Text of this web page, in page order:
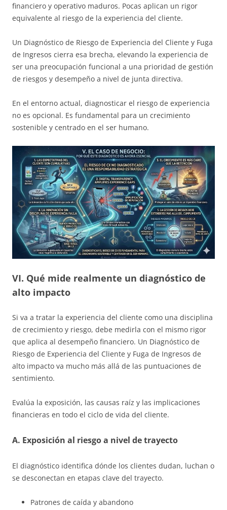
financiero y operativo maduros. Pocas aplican un rigor
equivalente al riesgo de la experiencia del cliente.
Un Diagnóstico de Riesgo de Experiencia del Cliente y Fuga
de Ingresos cierra esa brecha, elevando la experiencia de
ser una preocupación funcional a una prioridad de gestión
de riesgos y desempeño a nivel de junta directiva.
En el entorno actual, diagnosticar el riesgo de experiencia
no es opcional. Es fundamental para un crecimiento
sostenible y centrado en el ser humano.
VI. Qué mide realmente un diagnóstico de
alto impacto
Si va a tratar la experiencia del cliente como una disciplina
de crecimiento y riesgo, debe medirla con el mismo rigor
que aplica al desempeño financiero. Un Diagnóstico de
Riesgo de Experiencia del Cliente y Fuga de Ingresos de
alto impacto va mucho más allá de las puntuaciones de
sentimiento.
Evalúa la exposición, las causas raíz y las implicaciones
financieras en todo el ciclo de vida del cliente.
A. Exposición al riesgo a nivel de trayecto
El diagnóstico identifica dónde los clientes dudan, luchan o
se desconectan en etapas clave del trayecto.
Patrones de caída y abandono